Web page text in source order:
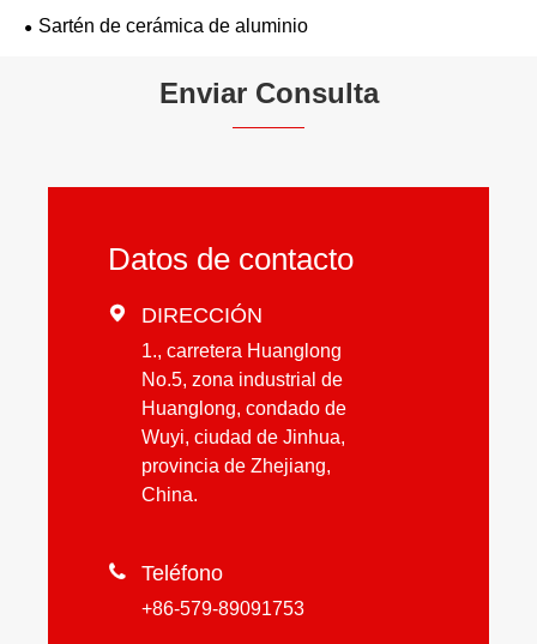
Sartén de cerámica de aluminio
Enviar Consulta
Datos de contacto
 DIRECCIÓN
1., carretera Huanglong
No.5, zona industrial de
Huanglong, condado de
Wuyi, ciudad de Jinhua,
provincia de Zhejiang,
China.
 Teléfono
+86-579-89091753